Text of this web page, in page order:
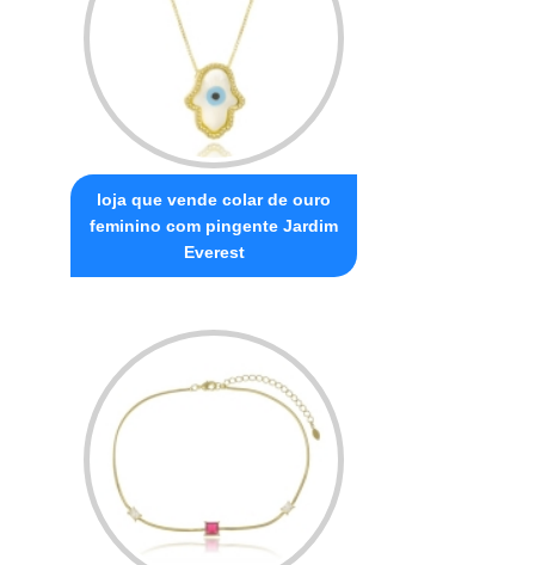
loja que vende colar de ouro
feminino com pingente Jardim
Everest